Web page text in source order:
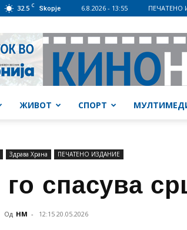
32.5 C Skopje 6.8.2026 - 13:55 ПЕЧАТЕНО
ЖИВОТ СПОРТ
Здравa Храна ПЕЧАТЕНО ИЗДАНИЕ
спасува
Од НМ - 12:15 20.05.2026